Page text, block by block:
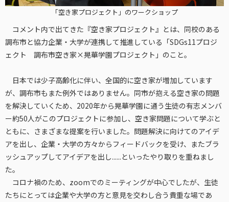
「空き家プロジェクト」のワークショップ
コメント内で出てきた『空き家プロジェクト』とは、同校のある
調布市と協力企業・大学が連携して推進している「SDGs11プロジ
ェクト 調布市空き家×晃華学園プロジェクト」のこと。
日本では少子高齢化に伴い、全国的に空き家が増加しています
が、調布市もまた例外ではありません。同市が抱える空き家の問題
を解決していくため、2020年から晃華学園に通う生徒の有志メンバ
ー約50人がこのプロジェクトに参加し、空き家問題について学ぶと
ともに、さまざまな提案を行いました。問題解決に向けてのアイデ
アを出し、企業・大学の方々からフィードバックを受け、またブラ
ッシュアップしてアイデアを出し......といったやり取りを重ねまし
た。
コロナ禍のため、zoomでのミーティングが中心でしたが、生徒
たちにとっては企業や大学の方と意見を交わし合う貴重な場であ